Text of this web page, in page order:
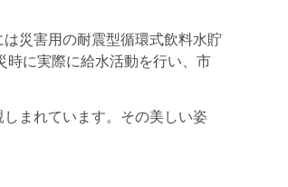
災害用の耐震型循環式飲料水貯
に実際に給水活動を行い、市
まれています。その美しい姿